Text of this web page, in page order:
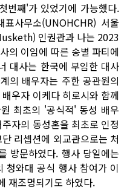
번째'가 있었기에 가능했다.
사무소(UNOHCHR) 서울
인권관과 나는 2023
의 이임에 따른 송별 파티에
대사는 한국에 부임한 대사
의 배우자는 주한 공관원의
우자 이케다 히로시와 함께
최초의 '공식적' 동성 배우
자의 동성혼을 최초로 인정
리셉션에 외교관으로는 처
방문하였다. 행사 당일에는
청와대 공식 행사 참여가 이
재조명되기도 하였다.